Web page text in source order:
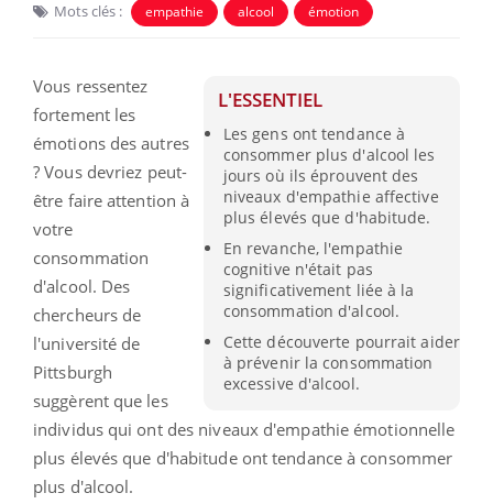
Mots clés : empathie alcool émotion
L'ESSENTIEL
Les gens ont tendance à
consommer plus d'alcool les
jours où ils éprouvent des
niveaux d'empathie affective
plus élevés que d'habitude.
En revanche, l'empathie
cognitive n'était pas
significativement liée à la
consommation d'alcool.
Cette découverte pourrait aider
à prévenir la consommation
excessive d'alcool.
Vous ressentez
fortement les
émotions des autres
? Vous devriez peut-
être faire attention à
votre
consommation
d'alcool. Des
chercheurs de
l'université de
Pittsburgh
suggèrent que les
individus qui ont des niveaux d'empathie émotionnelle
plus élevés que d'habitude ont tendance à consommer
plus d'alcool.